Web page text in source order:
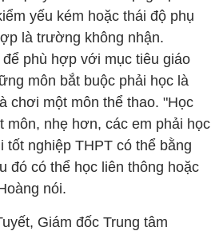
yếu kém hoặc thái độ phụ
là trường không nhận.
phù hợp với mục tiêu giáo
môn bắt buộc phải học là
chơi một môn thể thao. "Học
môn, nhẹ hơn, các em phải học
tốt nghiệp THPT có thể bằng
đó có thể học liên thông hoặc
nói.
Giám đốc Trung tâm